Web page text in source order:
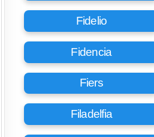
Fidelio
Fidencia
Fiers
Filadelfia